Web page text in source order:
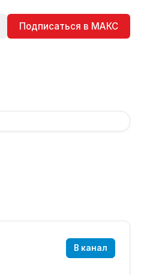
Подписаться в МАКС
В канал